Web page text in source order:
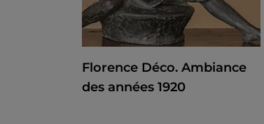
Florence Déco. Ambiance
des années 1920